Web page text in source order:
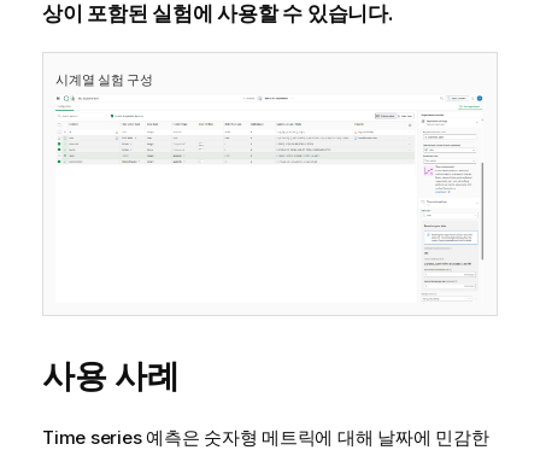
상이 포함된 실험에 사용할 수 있습니다.
시계열 실험 구성
사용 사례
Time series 예측은 숫자형 메트릭에 대해 날짜에 민감한